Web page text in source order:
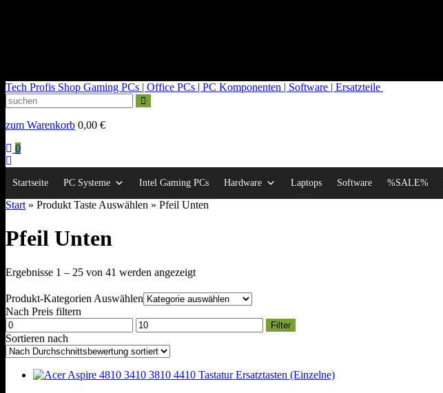
Tech Profis Shop Gaming PCs | Office PCs | PC Komponenten | Software | Ersatzteile
zum Warenkorb 0,00 €
0
Startseite PC Systeme Intel Gaming PCs Hardware Laptops Software %SALE%
Start » Produkt Taste Auswählen » Pfeil Unten
Pfeil Unten
Ergebnisse 1 – 25 von 41 werden angezeigtNach
sortiert
Produkt-Kategorien Auswählen
Nach Preis filtern
Min.
Preis
Max.
Preis
Filter
Sortieren nach